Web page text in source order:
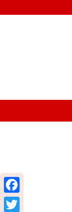
to
Facebook